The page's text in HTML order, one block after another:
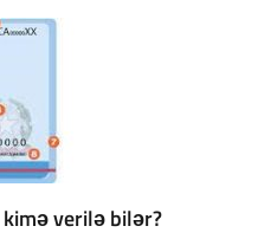
verilə bilər?